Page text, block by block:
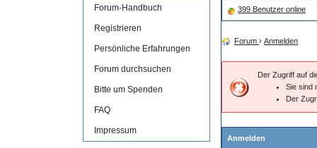
Forum-Handbuch
Registrieren
Persönliche Erfahrungen
Forum durchsuchen
Bitte um Spenden
FAQ
Impressum
399 Benutzer online
Forum › Anmelden
Der Zugriff auf
Sie sind
Der
Anmelden